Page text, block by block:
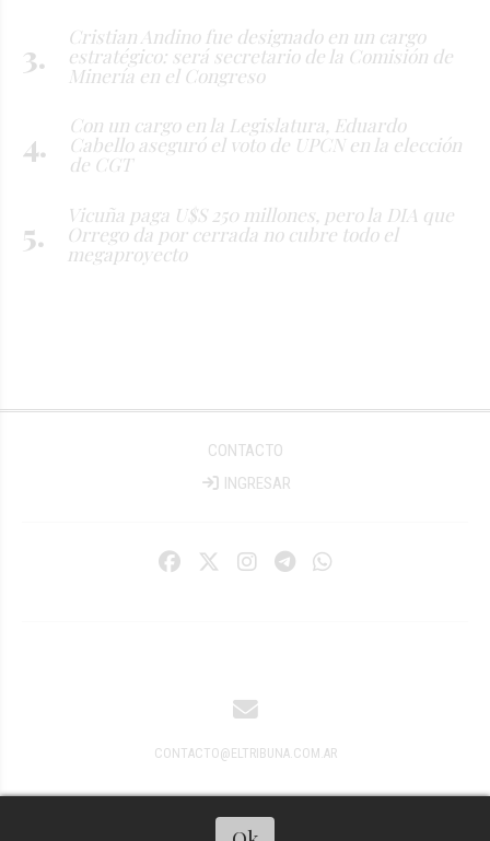
Cristian Andino fue designado en un cargo
estratégico: será secretario de la Comisión de
Minería en el Congreso
Con un cargo en la Legislatura, Eduardo
Cabello aseguró el voto de UPCN en la elección
de CGT
Vicuña paga U$S 250 millones, pero la DIA que
Orrego da por cerrada no cubre todo el
megaproyecto
CONTACTO
INGRESAR
CONTACTO@ELTRIBUNA.COM.AR